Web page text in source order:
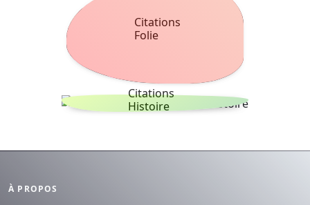
Citations
Folie
Citations
Histoire
À PROPOS